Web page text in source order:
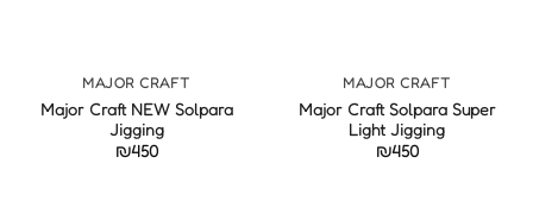
MAJOR CRAFT
Major Craft Solpara Super
Light Jigging
₪450
MAJOR CRAFT
Major Craft NEW Solpara
Jigging
₪450